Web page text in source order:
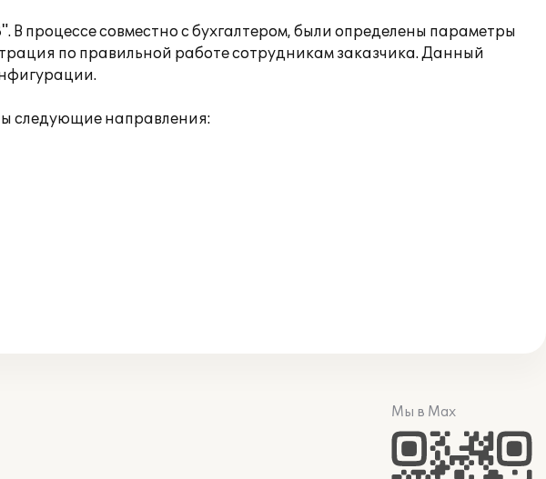
процессе совместно с бухгалтером, были определены параметры
по правильной работе сотрудникам заказчика. Данный
следующие направления:
Мы в Max